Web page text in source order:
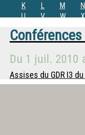
K
L M N
U
V W X
Conférences
Du 1 juil. 2010
Assises du GDR I3